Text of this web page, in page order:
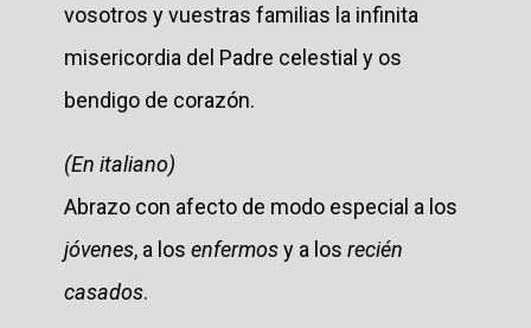
vosotros y vuestras familias la infinita
misericordia del Padre celestial y os
bendigo de corazón.
(En italiano)
Abrazo con afecto de modo especial a los
jóvenes, a los enfermosy a los recién
casados.